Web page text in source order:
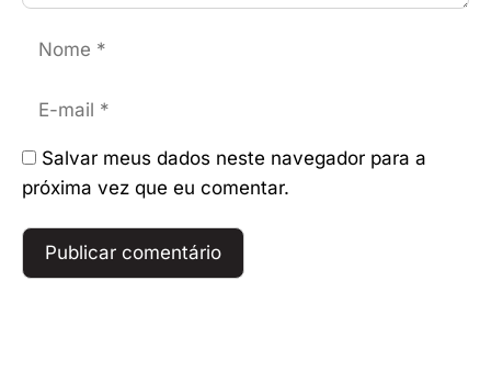
mail
Salvar meus dados neste navegador para a
próxima vez que eu comentar.